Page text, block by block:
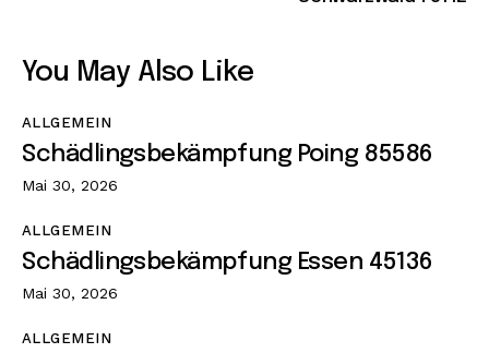
You May Also Like
ALLGEMEIN
Schädlingsbekämpfung Poing 85586
Mai 30, 2026
ALLGEMEIN
Schädlingsbekämpfung Essen 45136
Mai 30, 2026
ALLGEMEIN